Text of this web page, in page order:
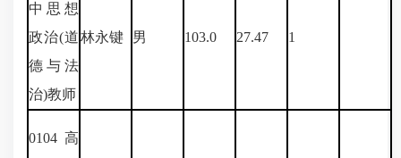
中思想
政治(道
德与法
治)教师
林永键 男 103.0 27.47 1
0104 高